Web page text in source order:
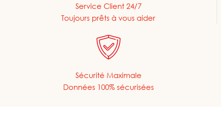
Service Client 24/7
Toujours prêts à vous aider
Sécurité Maximale
Données 100% sécurisées